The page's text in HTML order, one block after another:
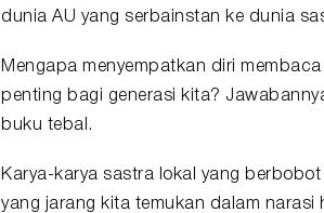
dunia AU yang serbainstan ke dunia
Mengapa menyempatkan diri
penting bagi generasi kita?
buku tebal.
Karya-karya sastra lokal yang
yang jarang kita temukan dalam narasi